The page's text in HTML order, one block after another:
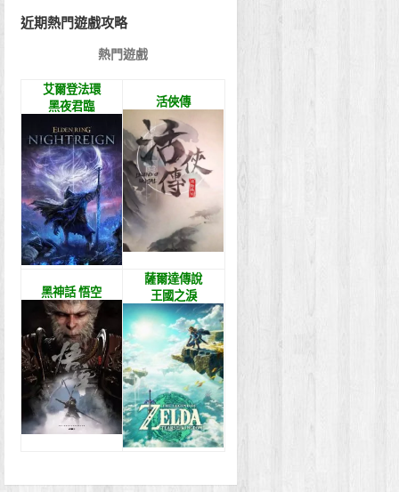
近期熱門遊戲攻略
熱門遊戲
艾爾登法環
黑夜君臨
活俠傳
黑神話 悟空
薩爾達傳說
王國之淚